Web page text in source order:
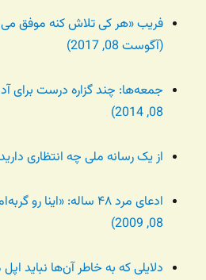
فریب «هر کی تلاش کنه موفق
(آگوست 08, 2017)
جمعه‌ها: چند گزاره درست برای
08, 2014)
از یک رسانه ملی چه انتظاری دارید؟ -
ادعای مرد ۴۸ ساله:
08, 2009)
دلایلی که به خاطر آن‌ها نباید